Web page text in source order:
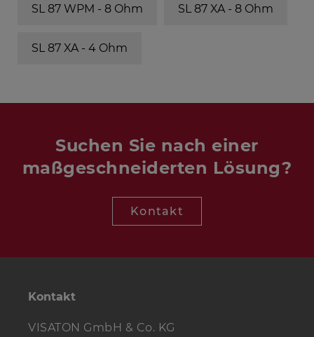
SL 87 WPM - 8 Ohm SL 87 XA - 8 Ohm
SL 87 XA - 4 Ohm
Suchen Sie nach einer
maßgeschneiderten Lösung?
Kontakt
Kontakt
VISATON GmbH & Co. KG